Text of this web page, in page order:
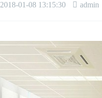
2018-01-08 13:15:30 admin